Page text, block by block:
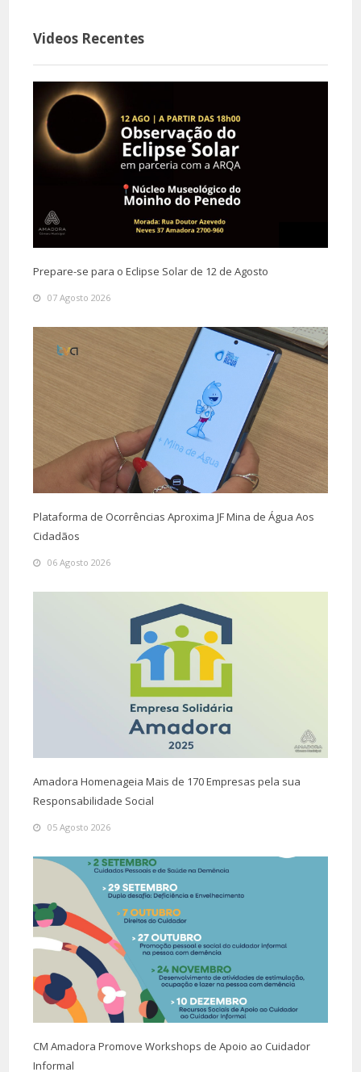
Videos Recentes
Prepare-se para o Eclipse Solar de 12 de Agosto
07 Agosto 2026
Plataforma de Ocorrências Aproxima JF Mina de Água Aos
Cidadãos
06 Agosto 2026
Amadora Homenageia Mais de 170 Empresas pela sua
Responsabilidade Social
05 Agosto 2026
CM Amadora Promove Workshops de Apoio ao Cuidador
Informal